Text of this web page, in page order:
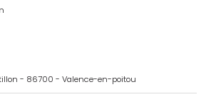
- 86700 - Valence-en-poitou